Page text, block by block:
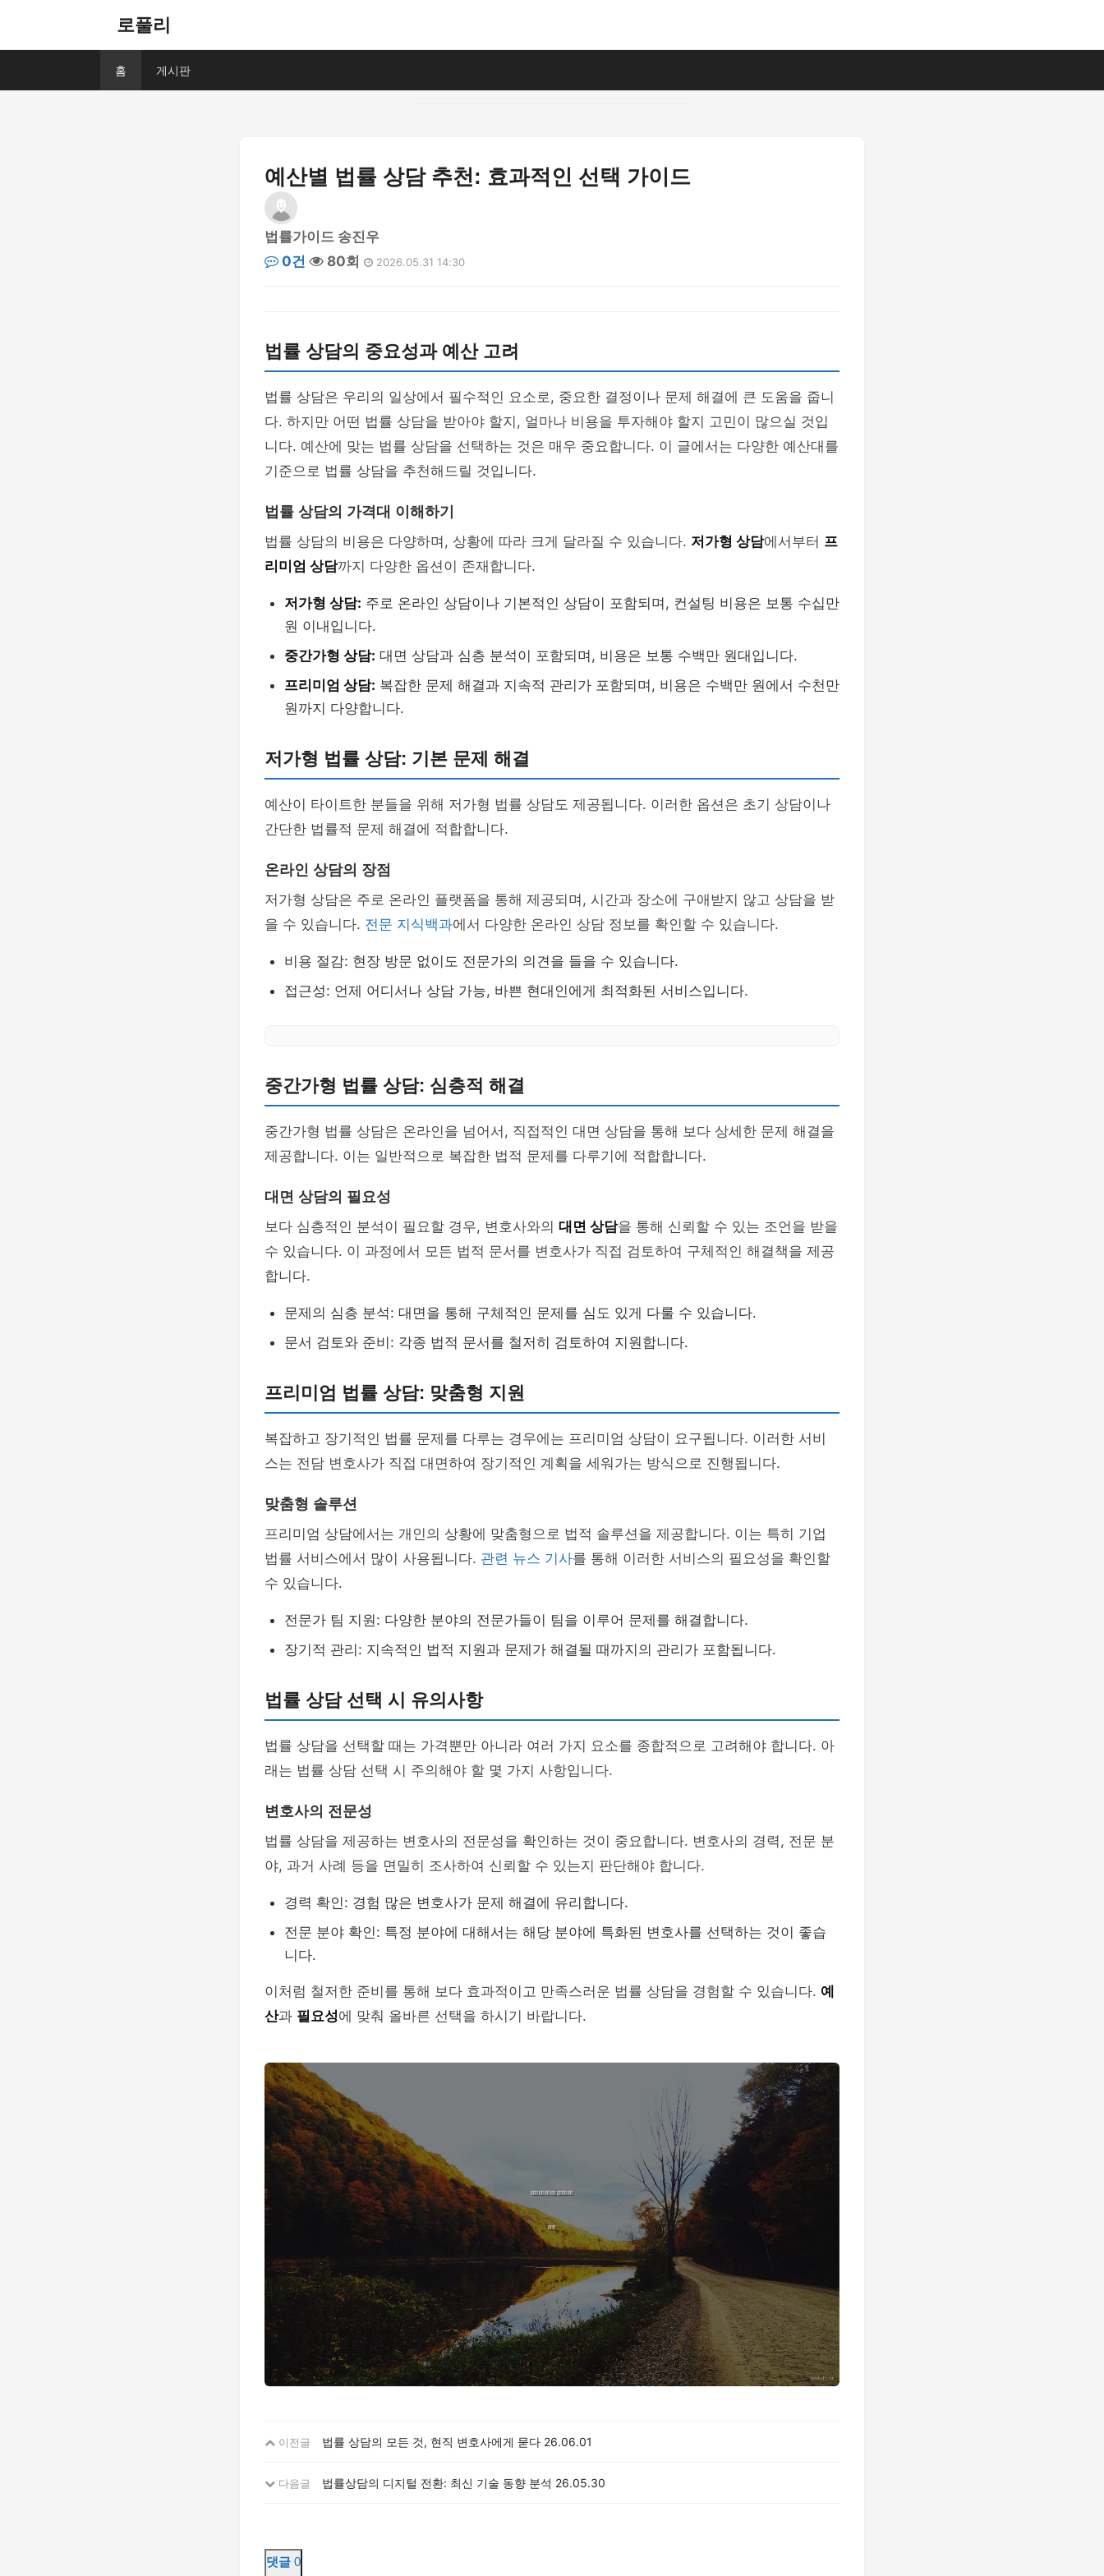
로풀리
홈 게시판
예산별 법률 상담 추천: 효과적인 선택 가이드
법률가이드 송진우
0건
80회 2026.05.31 14:30
법률 상담의 중요성과 예산 고려
법률 상담은 우리의 일상에서 필수적인 요소로, 중요한 결정이나 문제 해결에 큰 도움을 줍니
다. 하지만 어떤 법률 상담을 받아야 할지, 얼마나 비용을 투자해야 할지 고민이 많으실 것입
니다. 예산에 맞는 법률 상담을 선택하는 것은 매우 중요합니다. 이 글에서는 다양한 예산대를
기준으로 법률 상담을 추천해드릴 것입니다.
법률 상담의 가격대 이해하기
법률 상담의 비용은 다양하며, 상황에 따라 크게 달라질 수 있습니다. 저가형 상담에서부터 프
리미엄 상담까지 다양한 옵션이 존재합니다.
저가형 상담: 주로 온라인 상담이나 기본적인 상담이 포함되며, 컨설팅 비용은 보통 수십만
원 이내입니다.
중간가형 상담: 대면 상담과 심층 분석이 포함되며, 비용은 보통 수백만 원대입니다.
프리미엄 상담: 복잡한 문제 해결과 지속적 관리가 포함되며, 비용은 수백만 원에서 수천만
원까지 다양합니다.
저가형 법률 상담: 기본 문제 해결
예산이 타이트한 분들을 위해 저가형 법률 상담도 제공됩니다. 이러한 옵션은 초기 상담이나
간단한 법률적 문제 해결에 적합합니다.
온라인 상담의 장점
저가형 상담은 주로 온라인 플랫폼을 통해 제공되며, 시간과 장소에 구애받지 않고 상담을 받
을 수 있습니다. 전문 지식백과에서 다양한 온라인 상담 정보를 확인할 수 있습니다.
비용 절감: 현장 방문 없이도 전문가의 의견을 들을 수 있습니다.
접근성: 언제 어디서나 상담 가능, 바쁜 현대인에게 최적화된 서비스입니다.
중간가형 법률 상담: 심층적 해결
중간가형 법률 상담은 온라인을 넘어서, 직접적인 대면 상담을 통해 보다 상세한 문제 해결을
제공합니다. 이는 일반적으로 복잡한 법적 문제를 다루기에 적합합니다.
대면 상담의 필요성
보다 심층적인 분석이 필요할 경우, 변호사와의 대면 상담을 통해 신뢰할 수 있는 조언을 받을
수 있습니다. 이 과정에서 모든 법적 문서를 변호사가 직접 검토하여 구체적인 해결책을 제공
합니다.
문제의 심층 분석: 대면을 통해 구체적인 문제를 심도 있게 다룰 수 있습니다.
문서 검토와 준비: 각종 법적 문서를 철저히 검토하여 지원합니다.
프리미엄 법률 상담: 맞춤형 지원
복잡하고 장기적인 법률 문제를 다루는 경우에는 프리미엄 상담이 요구됩니다. 이러한 서비
스는 전담 변호사가 직접 대면하여 장기적인 계획을 세워가는 방식으로 진행됩니다.
맞춤형 솔루션
프리미엄 상담에서는 개인의 상황에 맞춤형으로 법적 솔루션을 제공합니다. 이는 특히 기업
법률 서비스에서 많이 사용됩니다. 관련 뉴스 기사를 통해 이러한 서비스의 필요성을 확인할
수 있습니다.
전문가 팀 지원: 다양한 분야의 전문가들이 팀을 이루어 문제를 해결합니다.
장기적 관리: 지속적인 법적 지원과 문제가 해결될 때까지의 관리가 포함됩니다.
법률 상담 선택 시 유의사항
법률 상담을 선택할 때는 가격뿐만 아니라 여러 가지 요소를 종합적으로 고려해야 합니다. 아
래는 법률 상담 선택 시 주의해야 할 몇 가지 사항입니다.
변호사의 전문성
법률 상담을 제공하는 변호사의 전문성을 확인하는 것이 중요합니다. 변호사의 경력, 전문 분
야, 과거 사례 등을 면밀히 조사하여 신뢰할 수 있는지 판단해야 합니다.
경력 확인: 경험 많은 변호사가 문제 해결에 유리합니다.
전문 분야 확인: 특정 분야에 대해서는 해당 분야에 특화된 변호사를 선택하는 것이 좋습
니다.
이처럼 철저한 준비를 통해 보다 효과적이고 만족스러운 법률 상담을 경험할 수 있습니다. 예
산과 필요성에 맞춰 올바른 선택을 하시기 바랍니다.
이전글 법률 상담의 모든 것, 현직 변호사에게 묻다 26.06.01
다음글 법률상담의 디지털 전환: 최신 기술 동향 분석 26.05.30
댓글 0